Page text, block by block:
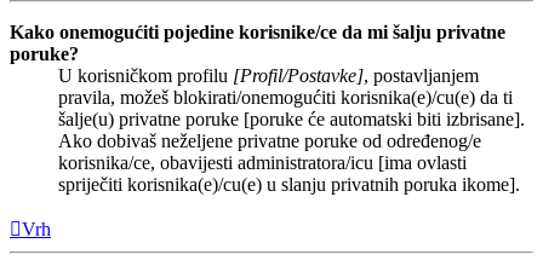
Kako onemogućiti pojedine korisnike/ce da mi šalju privatne
poruke?
U korisničkom profilu [Profil/Postavke], postavljanjem
pravila, možeš blokirati/onemogućiti korisnika(e)/cu(e) da ti
šalje(u) privatne poruke [poruke će automatski biti izbrisane].
Ako dobivaš neželjene privatne poruke od određenog/e
korisnika/ce, obavijesti administratora/icu [ima ovlasti
spriječiti korisnika(e)/cu(e) u slanju privatnih poruka ikome].
Vrh